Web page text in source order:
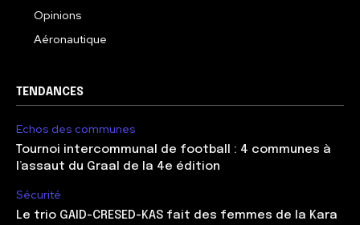
Opinions
Aéronautique
TENDANCES
Echos des communes
Tournoi intercommunal de football : 4 communes à
l’assaut du Graal de la 4e édition
Sécurité
Le trio GAID-CRESED-KAS fait des femmes de la Kara